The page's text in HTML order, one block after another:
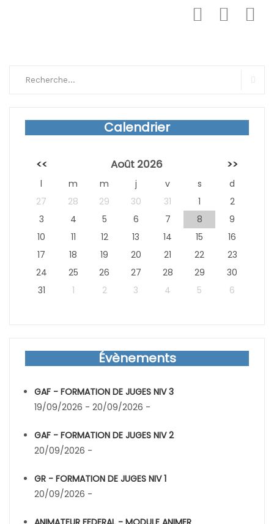
Calendrier
<< Août 2026 >>
l m m j v s
d
27
28 29 30 31 1
2
3
4 5 6 7 8
9
10
11 12 13 14 15
16
17
18 19 20 21 22
23
24
25 26 27 28 29
30
31
1 2 3 4 5 6
Évènements
GAF - FORMATION DE JUGES NIV 3
19/09/2026 - 20/09/2026 -
GAF - FORMATION DE JUGES NIV 2
20/09/2026 -
GR - FORMATION DE JUGES NIV 1
20/09/2026 -